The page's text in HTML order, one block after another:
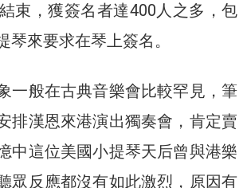
束，獲簽名者達400人之多，包
琴來要求在琴上簽名。
一般在古典音樂會比較罕見，筆
排漢恩來港演出獨奏會，肯定賣
中這位美國小提琴天后曾與港樂
眾反應都沒有如此激烈，原因有